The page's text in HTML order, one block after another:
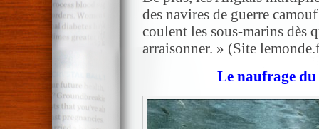
des navires de guerre
coulent les sous-marins dès
arraisonner. » (Site
Le naufrage du